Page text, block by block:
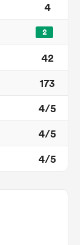
4
2
42
173
4/5
4/5
4/5